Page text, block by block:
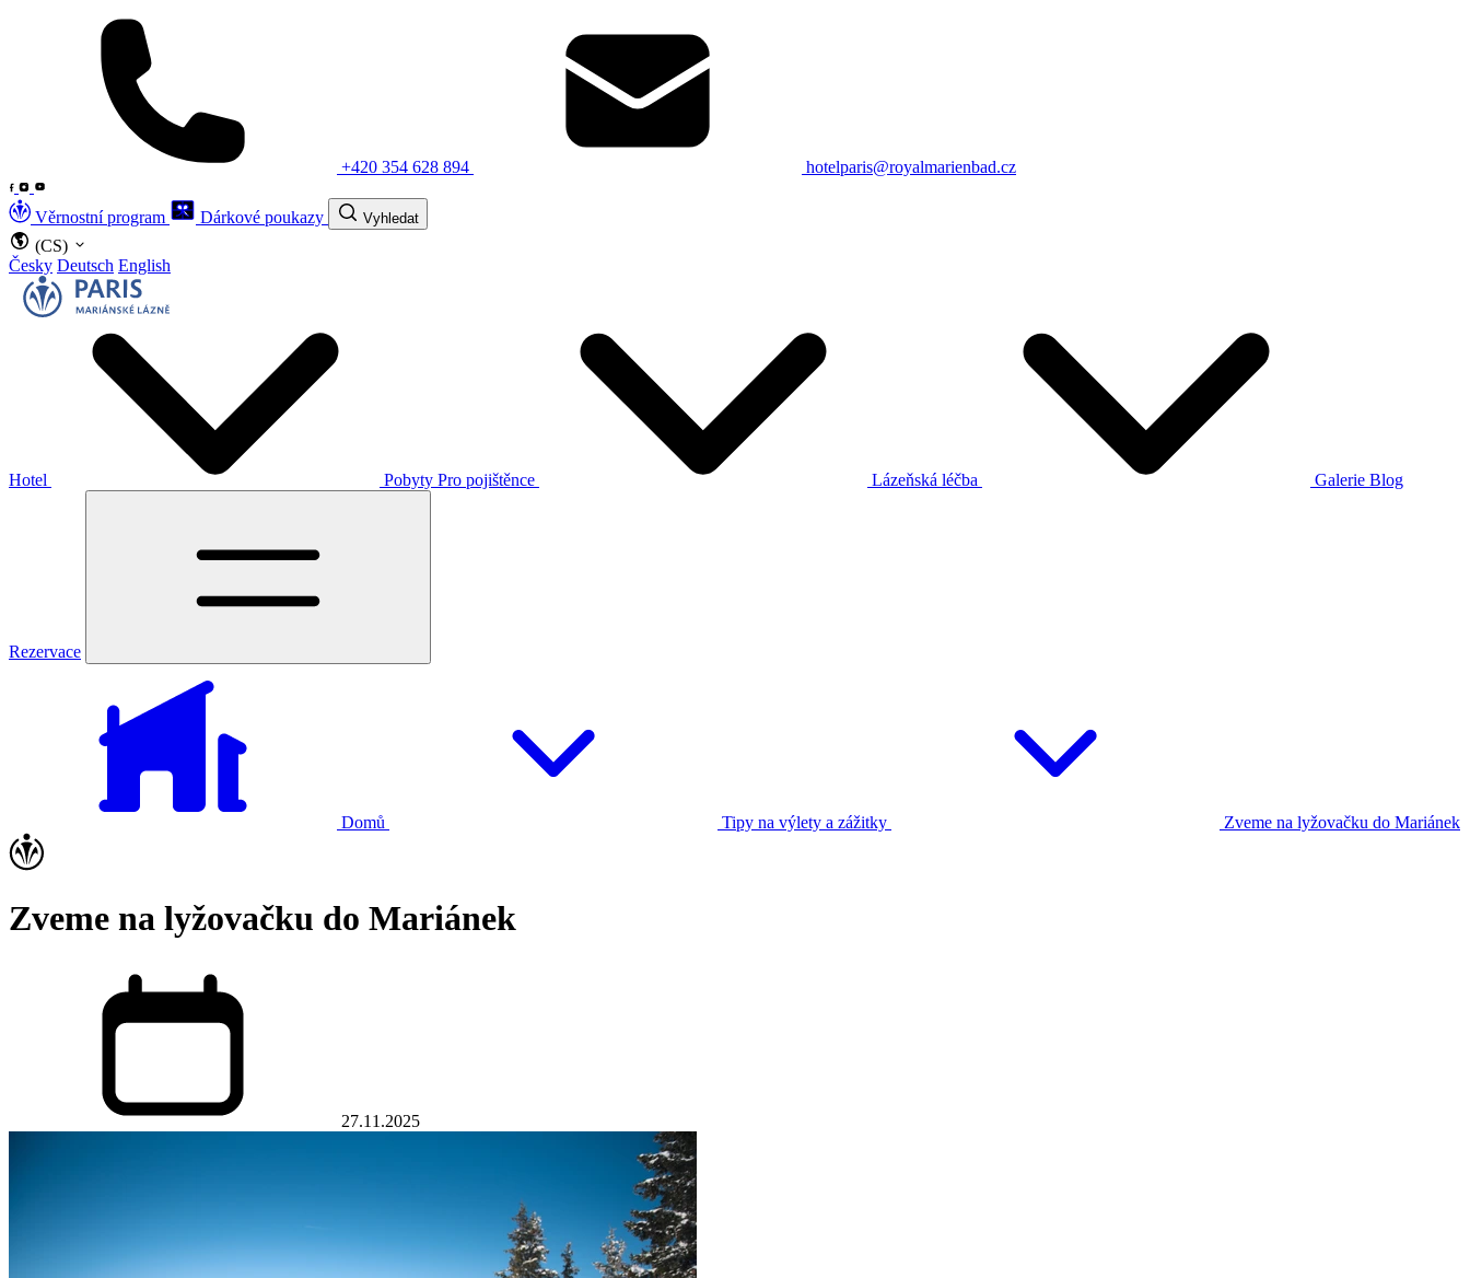
+420 354 628 894 hotelparis@royalmarienbad.cz
Věrnostní program Dárkové poukazy Vyhledat
(CS)
Česky Deutsch English
Hotel Pobyty Pro pojištěnce Lázeňská léčba Galerie Blog
Rezervace
Domů Tipy na výlety a zážitky Zveme na lyžovačku do Mariánek
Zveme na lyžovačku do Mariánek
27.11.2025